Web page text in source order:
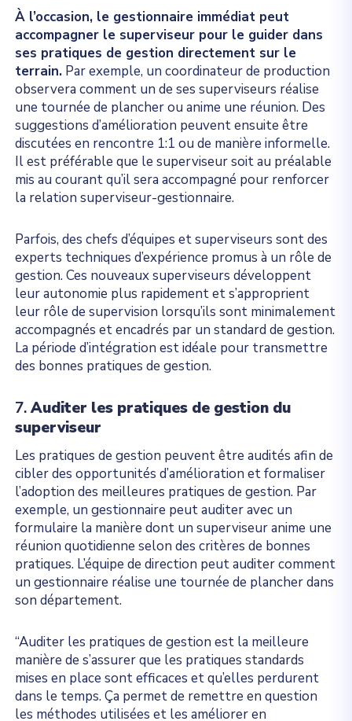
À l’occasion, le gestionnaire immédiat peut
accompagner le superviseur pour le guider dans
ses pratiques de gestion directement sur le
terrain. Par exemple, un coordinateur de production
observera comment un de ses superviseurs réalise
une tournée de plancher ou anime une réunion. Des
suggestions d’amélioration peuvent ensuite être
discutées en rencontre 1:1 ou de manière informelle.
Il est préférable que le superviseur soit au préalable
mis au courant qu’il sera accompagné pour renforcer
la relation superviseur-gestionnaire.
Parfois, des chefs d’équipes et superviseurs sont des
experts techniques d’expérience promus à un rôle de
gestion. Ces nouveaux superviseurs développent
leur autonomie plus rapidement et s’approprient
leur rôle de supervision lorsqu’ils sont minimalement
accompagnés et encadrés par un standard de gestion.
La période d’intégration est idéale pour transmettre
des bonnes pratiques de gestion.
7.Auditer les pratiques de gestion du
superviseur
Les pratiques de gestion peuvent être audités afin de
cibler des opportunités d’amélioration et formaliser
l’adoption des meilleures pratiques de gestion. Par
exemple, un gestionnaire peut auditer avec un
formulaire la manière dont un superviseur anime une
réunion quotidienne selon des critères de bonnes
pratiques. L’équipe de direction peut auditer comment
un gestionnaire réalise une tournée de plancher dans
son département.
“Auditer les pratiques de gestion est la meilleure
manière de s’assurer que les pratiques standards
mises en place sont efficaces et qu’elles perdurent
dans le temps. Ça permet de remettre en question
les méthodes utilisées et les améliorer en